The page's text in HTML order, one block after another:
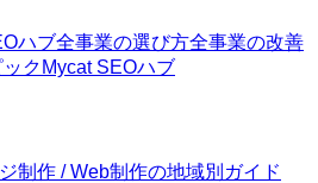
ハブ全事業の選び方全事業の改善
ク Mycat SEOハブ
制作 / Web制作の地域別ガイド